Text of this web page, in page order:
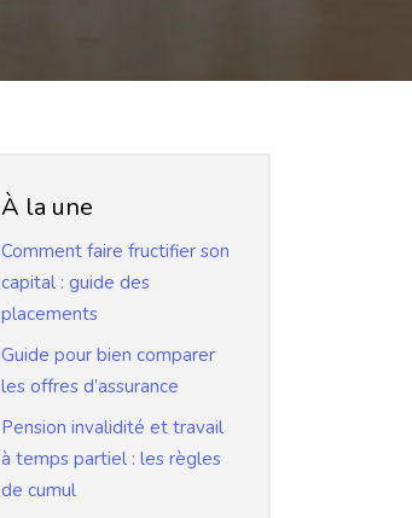
À la une
Comment faire fructifier son
capital : guide des
placements
Guide pour bien comparer
les offres d’assurance
Pension invalidité et travail
à temps partiel : les règles
de cumul